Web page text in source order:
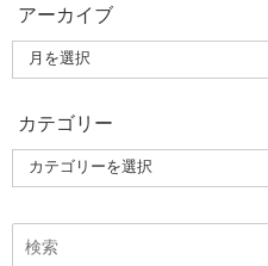
アーカイブ
カテゴリー